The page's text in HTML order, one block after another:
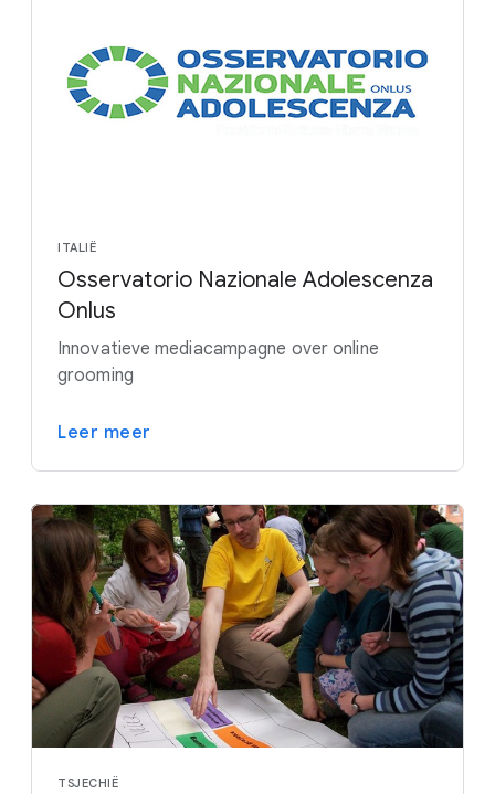
ITALIË
Osservatorio Nazionale Adolescenza
Onlus
Innovatieve mediacampagne over online
grooming
Leer meer
TSJECHIË